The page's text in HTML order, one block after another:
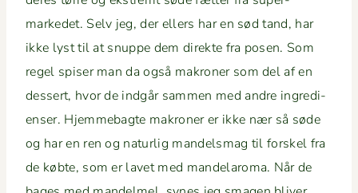
markedet. Selv jeg, der ellers har en sød tand, har
ikke lyst til at snuppe dem direk­te fra posen. Som
regel spis­er man da også makro­ner som del af en
dessert, hvor de indgår sam­men med andre ingre­di­
enser. Hjem­me­bagte makro­ner er ikke nær så søde
og har en ren og naturlig man­dels­mag til forskel fra
de købte, som er lavet med man­de­laro­ma. Når de